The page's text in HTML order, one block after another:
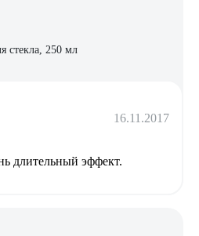
стекла, 250 мл
16.11.2017
длительный эффект.